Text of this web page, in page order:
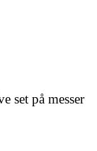
set på messer